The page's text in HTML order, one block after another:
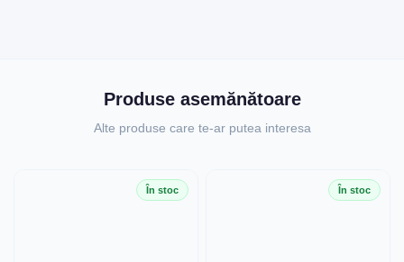
Produse asemănătoare
Alte produse care te-ar putea interesa
În stoc În stoc